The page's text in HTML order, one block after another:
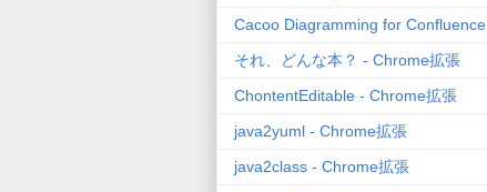
Cacoo Diagramming for Confluence
それ、どんな本？ - Chrome拡張
ChontentEditable - Chrome拡張
java2yuml - Chrome拡張
java2class - Chrome拡張